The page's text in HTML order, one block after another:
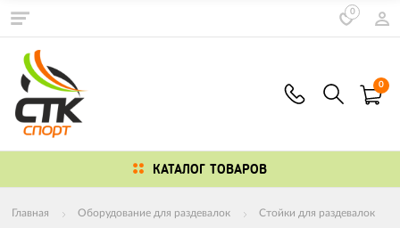
0
0
КАТАЛОГ ТОВАРОВ
Главная Оборудование для раздевалок Стойки для раздевалок